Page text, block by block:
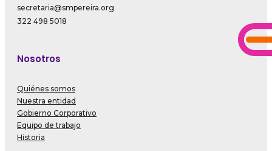
secretaria@smpereira.org
322 498 5018
Nosotros
Quiénes somos
Nuestra entidad
Gobierno Corporativo
Equipo de trabajo
Historia